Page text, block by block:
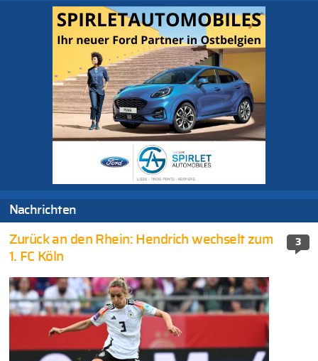
Nachrichten
3
Zurück an den Rhein: Hendrich wechselt zum
1. FC Köln